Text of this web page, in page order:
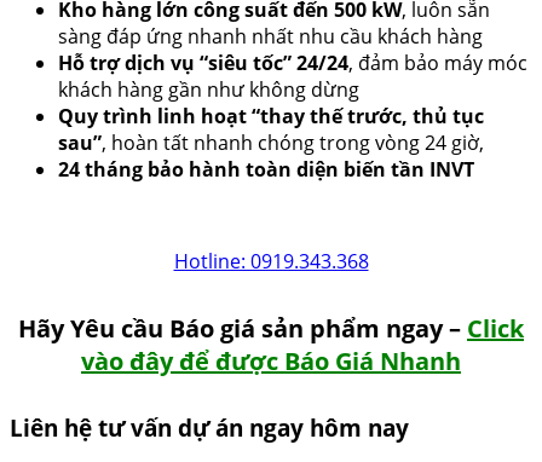
Kho hàng lớn công suất đến 500 kW, luôn sẵn
sàng đáp ứng nhanh nhất nhu cầu khách hàng
Hỗ trợ dịch vụ “siêu tốc” 24/24, đảm bảo máy móc
khách hàng gần như không dừng
Quy trình linh hoạt “thay thế trước, thủ tục
sau”, hoàn tất nhanh chóng trong vòng 24 giờ,
24 tháng bảo hành toàn diện biến tần INVT
Hotline: 0919.343.368
Hãy Yêu cầu Báo giá sản phẩm ngay – Click
vào đây để được Báo Giá Nhanh
Liên hệ tư vấn dự án ngay hôm nay